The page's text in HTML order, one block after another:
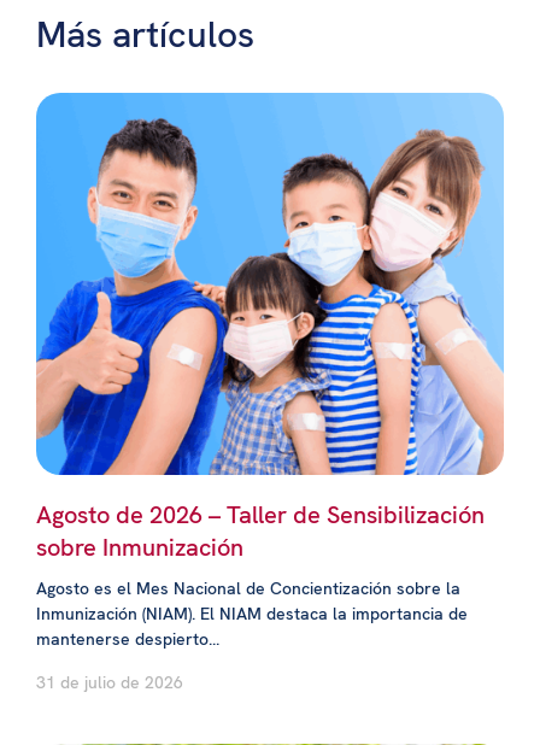
Más artículos
Agosto de 2026 – Taller de Sensibilización
sobre Inmunización
Agosto es el Mes Nacional de Concientización sobre la
Inmunización (NIAM). El NIAM destaca la importancia de
mantenerse despierto...
31 de julio de 2026